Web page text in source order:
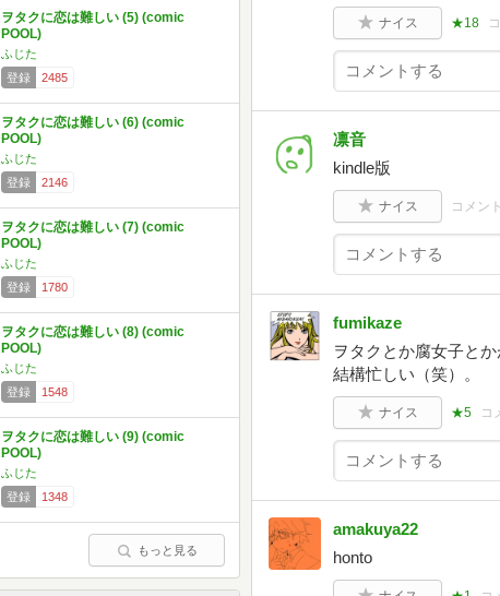
ヲタクに恋は難しい (5) (comic
POOL)
ふじた
登録
2485
ヲタクに恋は難しい (6) (comic
POOL)
ふじた
登録
2146
ヲタクに恋は難しい (7) (comic
POOL)
ふじた
登録
1780
ヲタクに恋は難しい (8) (comic
POOL)
ふじた
登録
1548
ヲタクに恋は難しい (9) (comic
POOL)
ふじた
登録
1348
もっと見る
ナイス ★18
凛音
kindle版
ナイス コメン
fumikaze
ヲタクとか腐女子と
結構忙しい（笑）。
ナイス ★5 コ
amakuya22
honto